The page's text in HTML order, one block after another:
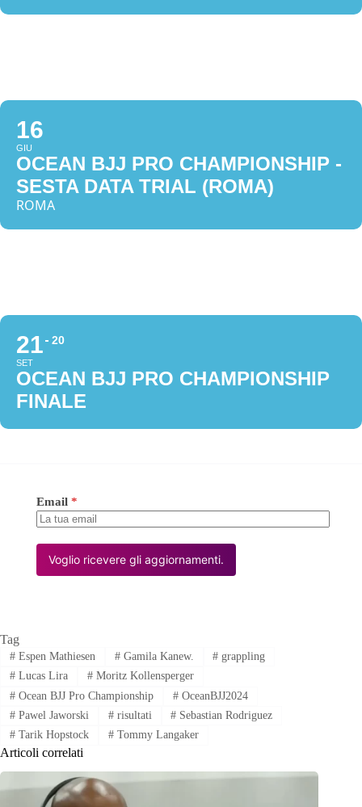
16
GIU
OCEAN BJJ PRO CHAMPIONSHIP -
SESTA DATA TRIAL (ROMA)
ROMA
21
SET
20
OCEAN BJJ PRO CHAMPIONSHIP
FINALE
Email *
Voglio ricevere gli aggiornamenti.
Tag
#Espen Mathiesen #Gamila Kanew. # grappling
#Lucas Lira #Moritz Kollensperger
#Ocean BJJ Pro Championship #OceanBJJ2024
#Pawel Jaworski #risultati # Sebastian Rodriguez
#Tarik Hopstock #Tommy Langaker
Articoli correlati